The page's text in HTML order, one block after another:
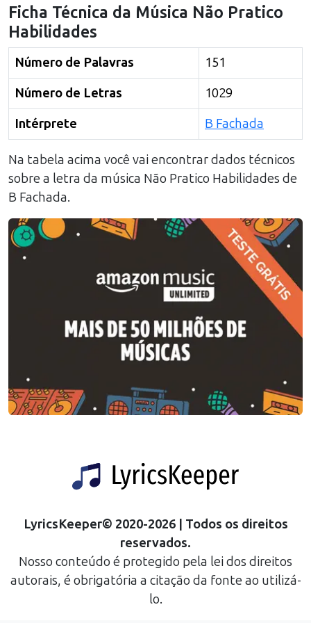
Ficha Técnica da Música Não Pratico
Habilidades
Número de Palavras
151
Número de Letras
1029
Intérprete
B Fachada
Na tabela acima você vai encontrar dados técnicos
sobre a letra da música Não Pratico Habilidades de
B Fachada.
LyricsKeeper© 2020-2026| Todos os direitos
reservados.
Nosso conteúdo é protegido pela lei dos direitos
autorais, é obrigatória a citação da fonte ao utilizá-
lo.